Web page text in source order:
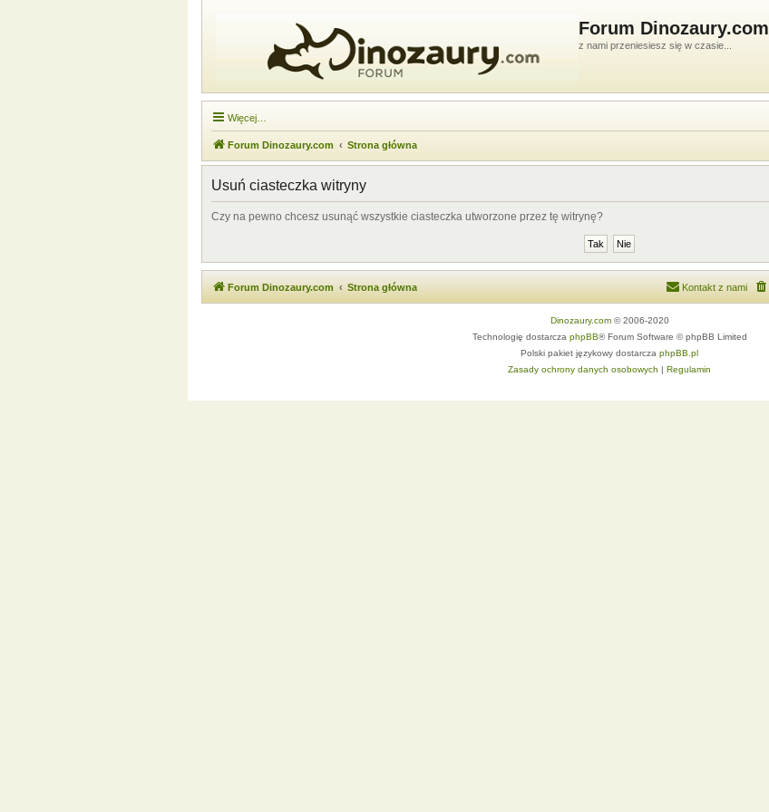
Forum Dinozaury.com
z nami przeniesiesz się w czasie...
Więcej…
Forum Dinozaury.com Strona główna
Usuń ciasteczka witryny
Czy na pewno chcesz usunąć wszystkie ciasteczka utworzone przez tę witrynę?
Forum Dinozaury.com Strona główna Kontakt z nami
Dinozaury.com© 2006-2020
Technologię dostarcza phpBB® Forum Software © phpBB Limited
Polski pakiet językowy dostarcza phpBB.pl
Zasady ochrony danych osobowych | Regulamin